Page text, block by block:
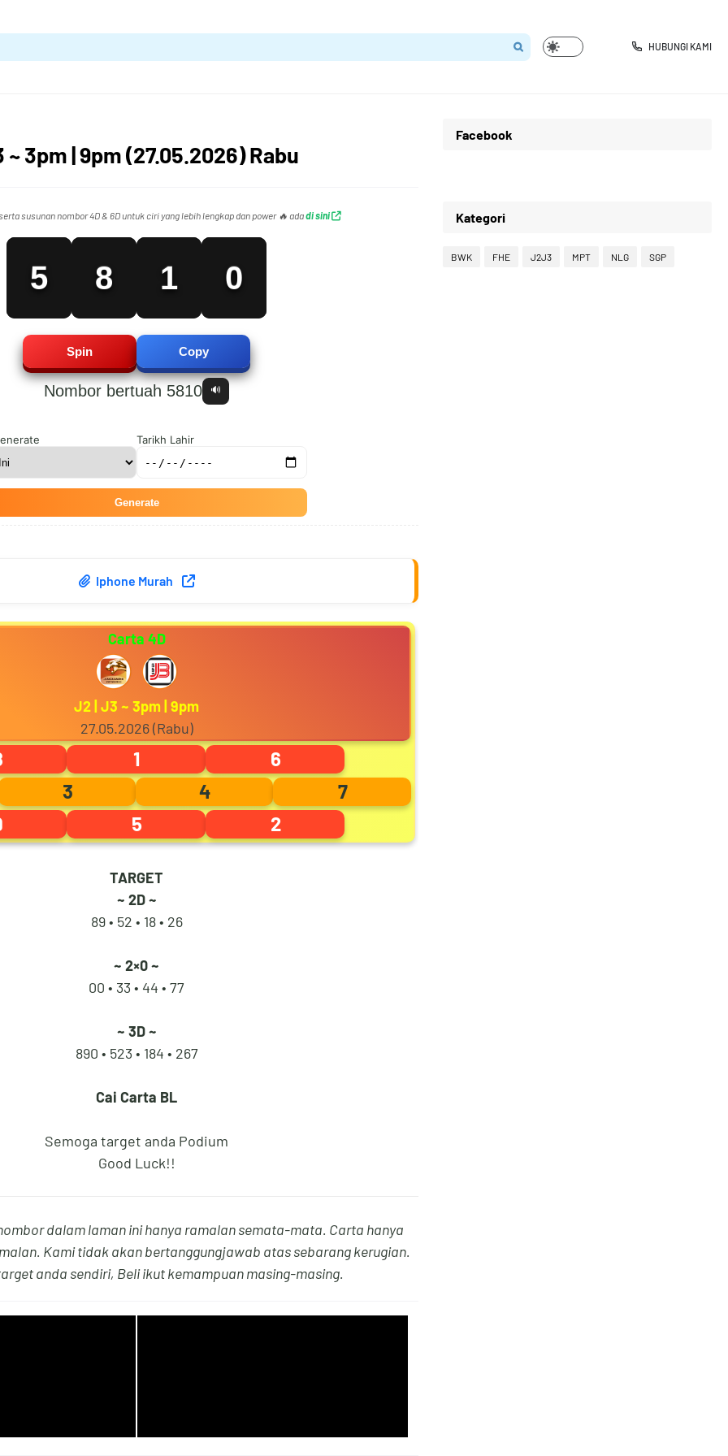
HUBUNGI KAMI
~ 3pm | 9pm (27.05.2026) Rabu
susunan nombor 4D & 6D untuk ciri yang lebih lengkap dan power 🔥 adadi sini
2
5
6
7
8
1
2
7
5
8
9
0
1
3
4
5
6
8
9
0
1
2
3
4
6
7
8
9
1
2
3
0
1
3
6
7
2
Spin Copy
Nombor bertuah 5810 🔊
Tarikh Lahir
Generate
Iphone Murah
Carta 4D
J2 | J3 ~ 3pm | 9pm
27.05.2026 (Rabu)
1
6
3
4
7
5 2
TARGET
~ 2D ~
89 • 52 • 18 • 26
~ 2×0 ~
00 • 33 • 44 • 77
~ 3D ~
890 • 523 • 184 • 267
Cai Carta BL
Semoga target anda Podium
Good Luck!!
dalam laman ini hanya ramalan semata-mata. Carta hanya
Kami tidak akan bertanggungjawab atas sebarang kerugian.
anda sendiri, Beli ikut kemampuan masing-masing.
Facebook
Kategori
BWK FHE J2J3 MPT NLG SGP